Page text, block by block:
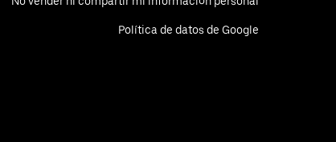
Política de datos de Google